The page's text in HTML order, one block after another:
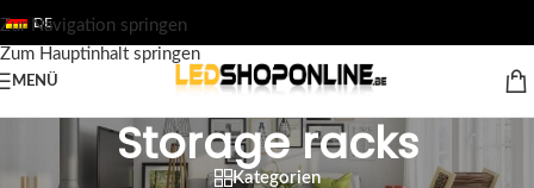
Zur Navigation springen
Zum Hauptinhalt springen
DE
MENÜ
Storage racks
Kategorien